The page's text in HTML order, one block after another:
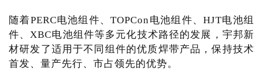
随着PERC电池组件、TOPCon电池组件、HJT电池组
件、XBC电池组件等多元化技术路径的发展，宇邦新
材研发了适用于不同组件的优质焊带产品，保持技术
首发、量产先行、市占领先的优势。